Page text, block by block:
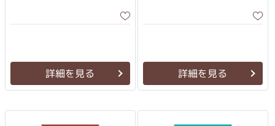
詳細を見る 詳細を見る